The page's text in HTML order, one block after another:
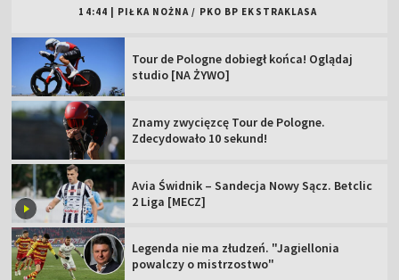
14:44 PIŁKA NOŻNA / PKO BP EKSTRAKLASA
Tour de Pologne dobiegł końca! Oglądaj
studio [NA ŻYWO]
Znamy zwycięzcę Tour de Pologne.
Zdecydowało 10 sekund!
Avia Świdnik – Sandecja Nowy Sącz. Betclic
2 Liga [MECZ]
Legenda nie ma złudzeń. "Jagiellonia
powalczy o mistrzostwo"